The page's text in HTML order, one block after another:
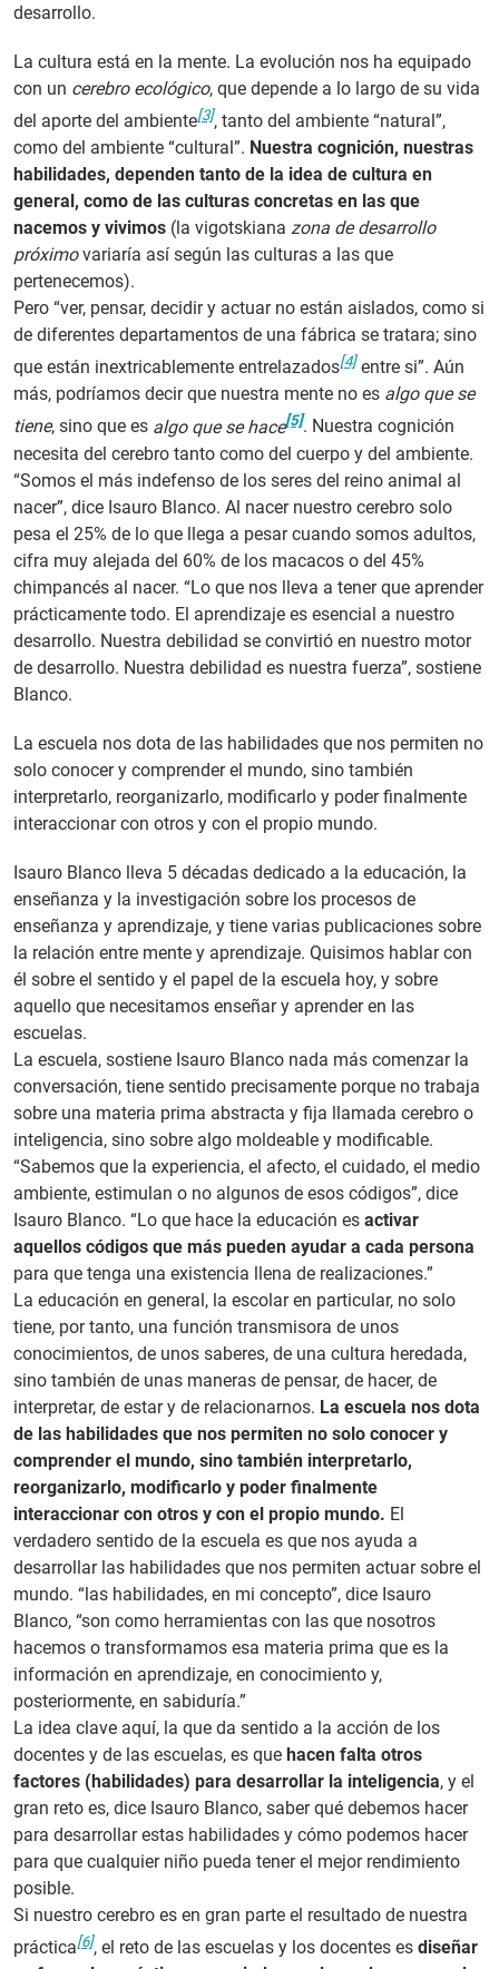
desarrollo.
La cultura está en la mente. La evolución nos ha equipado
con un cerebro ecológico, que depende a lo largo de su vida
del aporte del ambiente[3], tanto del ambiente “natural”,
como del ambiente “cultural”. Nuestra cognición, nuestras
habilidades, dependen tanto de la idea de cultura en
general, como de las culturas concretas en las que
nacemos y vivimos (la vigotskiana zona de desarrollo
próximovariaría así según las culturas a las que
pertenecemos).
Pero “ver, pensar, decidir y actuar no están aislados, como si
de diferentes departamentos de una fábrica se tratara; sino
que están inextricablemente entrelazados[4] entre si”. Aún
más, podríamos decir que nuestra mente no es algo que se
tiene, sino que es algo que se hace[5]. Nuestra cognición
necesita del cerebro tanto como del cuerpo y del ambiente.
“Somos el más indefenso de los seres del reino animal al
nacer”, dice Isauro Blanco. Al nacer nuestro cerebro solo
pesa el 25% de lo que llega a pesar cuando somos adultos,
cifra muy alejada del 60% de los macacos o del 45%
chimpancés al nacer. “Lo que nos lleva a tener que aprender
prácticamente todo. El aprendizaje es esencial a nuestro
desarrollo. Nuestra debilidad se convirtió en nuestro motor
de desarrollo. Nuestra debilidad es nuestra fuerza”, sostiene
Blanco.
La escuela nos dota de las habilidades que nos permiten no
solo conocer y comprender el mundo, sino también
interpretarlo, reorganizarlo, modificarlo y poder finalmente
interaccionar con otros y con el propio mundo.
Isauro Blanco lleva 5 décadas dedicado a la educación, la
enseñanza y la investigación sobre los procesos de
enseñanza y aprendizaje, y tiene varias publicaciones sobre
la relación entre mente y aprendizaje. Quisimos hablar con
él sobre el sentido y el papel de la escuela hoy, y sobre
aquello que necesitamos enseñar y aprender en las
escuelas.
La escuela, sostiene Isauro Blanco nada más comenzar la
conversación, tiene sentido precisamente porque no trabaja
sobre una materia prima abstracta y fija llamada cerebro o
inteligencia, sino sobre algo moldeable y modificable.
“Sabemos que la experiencia, el afecto, el cuidado, el medio
ambiente, estimulan o no algunos de esos códigos”, dice
Isauro Blanco. “Lo que hace la educación es activar
aquellos códigos que más pueden ayudar a cada persona
para que tenga una existencia llena de realizaciones.”
La educación en general, la escolar en particular, no solo
tiene, por tanto, una función transmisora de unos
conocimientos, de unos saberes, de una cultura heredada,
sino también de unas maneras de pensar, de hacer, de
interpretar, de estar y de relacionarnos. La escuela nos dota
de las habilidades que nos permiten no solo conocer y
comprender el mundo, sino también interpretarlo,
reorganizarlo, modificarlo y poder finalmente
interaccionar con otros y con el propio mundo. El
verdadero sentido de la escuela es que nos ayuda a
desarrollar las habilidades que nos permiten actuar sobre el
mundo. “las habilidades, en mi concepto”, dice Isauro
Blanco, “son como herramientas con las que nosotros
hacemos o transformamos esa materia prima que es la
información en aprendizaje, en conocimiento y,
posteriormente, en sabiduría.”
La idea clave aquí, la que da sentido a la acción de los
docentes y de las escuelas, es que hacen falta otros
factores (habilidades) para desarrollar la inteligencia, y el
gran reto es, dice Isauro Blanco, saber qué debemos hacer
para desarrollar estas habilidades y cómo podemos hacer
para que cualquier niño pueda tener el mejor rendimiento
posible.
Si nuestro cerebro es en gran parte el resultado de nuestra
práctica[6], el reto de las escuelas y los docentes es diseñar